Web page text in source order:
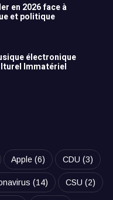
en 2026 face à
et politique
électronique
Immatériel
Apple (6) CDU (3)
(14) CSU (2)